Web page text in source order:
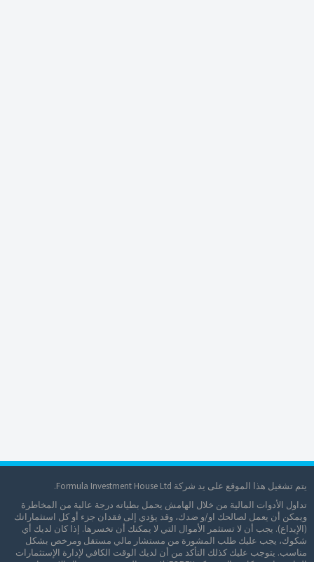
يتم تشغيل هذا الموقع على يد شركة Formula Investment House Ltd.
تداول الأدوات المالية من خلال الهامش يحمل بطياته درجة عالية من المخاطرة
ويمكن أن يعمل لصالحك او/و ضدك، وقد يؤدي إلى فقدان جزء أو كل استثماراتك
(الإيداع). يجب أن لا تستثمر الأموال التي لا يمكنك أن تخسرها. إذا كان لديك أي
شكوك، يجب عليك طلب المشورة من مستشار مالي مستقل ومرخص بشكل
مناسب. يتوجب عليك كذلك التأكد من أن لديك الوقت الكافي لإدارة اﻹستثمارات